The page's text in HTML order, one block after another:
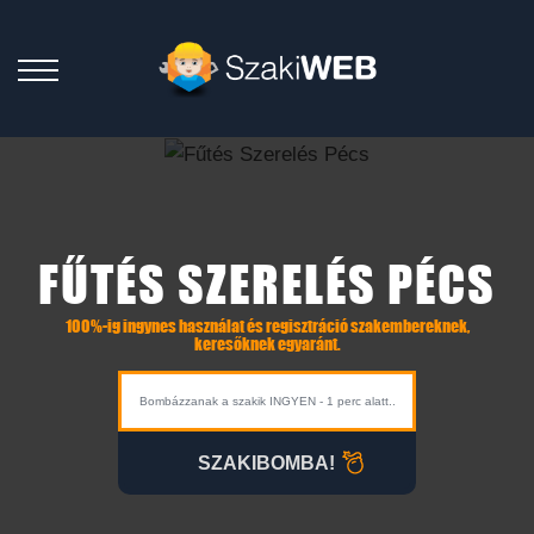
FŰTÉS SZERELÉS PÉCS
100%-ig ingynes használat és regisztráció szakembereknek,
keresőknek egyaránt.
SZAKIBOMBA!